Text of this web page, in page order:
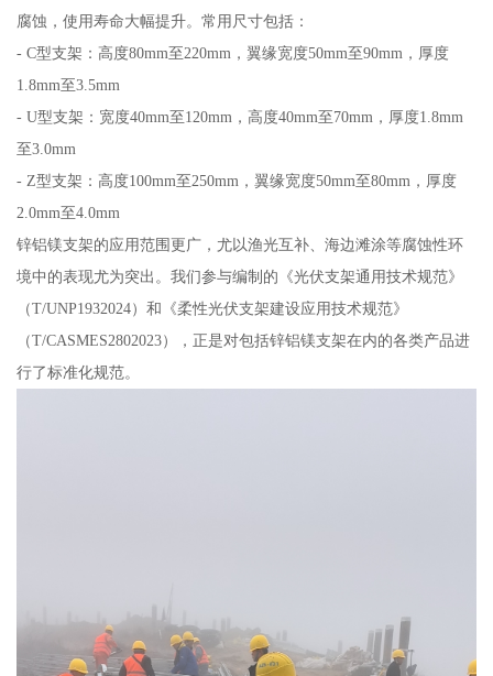
腐蚀，使用寿命大幅提升。常用尺寸包括：
- C型支架：高度80mm至220mm，翼缘宽度50mm至90mm，厚度
1.8mm至3.5mm
- U型支架：宽度40mm至120mm，高度40mm至70mm，厚度1.8mm
至3.0mm
- Z型支架：高度100mm至250mm，翼缘宽度50mm至80mm，厚度
2.0mm至4.0mm
锌铝镁支架的应用范围更广，尤以渔光互补、海边滩涂等腐蚀性环
境中的表现尤为突出。我们参与编制的《光伏支架通用技术规范》
（T/UNP1932024）和《柔性光伏支架建设应用技术规范》
（T/CASMES2802023），正是对包括锌铝镁支架在内的各类产品进
行了标准化规范。